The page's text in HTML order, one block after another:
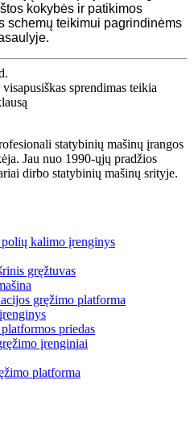
kokybės ir patikimos
schemų teikimui pagrindinėms
sprendimas teikia
statybinių mašinų įrangos
Jau nuo 1990-ųjų pradžios
dirbo statybinių mašinų srityje.
kalimo įrenginys
gręžtuvas
gręžimo platforma
priedas
įrenginiai
platforma